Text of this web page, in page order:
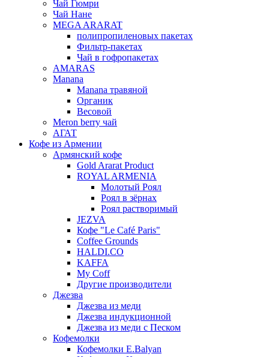
Чай Гюмри
Чай Нане
MEGA ARARAT
полипропиленовых пакетах
Фильтр-пакетах
Чай в гофропакетах
AMARAS
Manana
Manana травяной
Органик
Весовой
Meron berry чай
АГАТ
Кофе из Армении
Армянский кофе
Gold Ararat Product
ROYAL ARMENIA
Молотый Роял
Роял в зёрнах
Роял растворимый
JEZVA
Кофе "Le Café Paris"
Coffee Grounds
HALDI.CO
KAFFA
My Coff
Другие производители
Джезва
Джезва из меди
Джезва индукционной
Джезва из меди с Песком
Кофемолки
Кофемолки E.Balyan